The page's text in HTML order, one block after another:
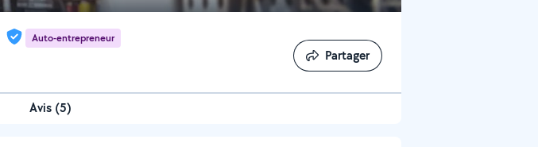
Auto-entrepreneur
Partager
Partager
Avis (5)